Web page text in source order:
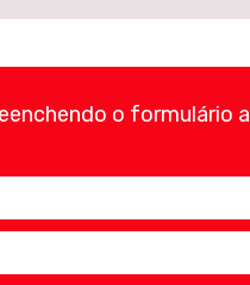
o formulário